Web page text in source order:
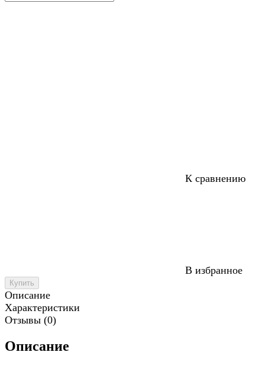
К сравнению
В избранное
Купить
Описание
Характеристики
Отзывы (0)
Описание